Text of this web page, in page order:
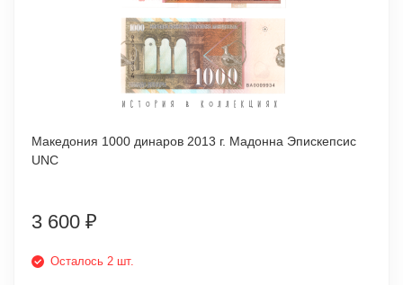
Македония 1000 динаров 2013 г. Мадонна Эпискепсис
UNC
3 600 ₽
Осталось 2 шт.